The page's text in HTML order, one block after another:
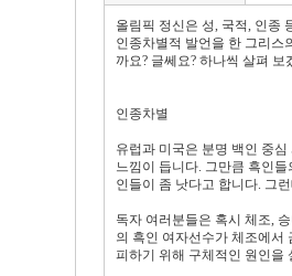
올림픽 정신은 성, 국적, 인종
인종차별적 발언을 한 그리스
까요? 글쎄요? 하나씩 살펴 보
인종차별
유럽과 미국은 분명 백인 중
느낌이 듭니다. 그만큼 흑인
인들이 좀 낫다고 합니다. 그
독자 여러분들은 혹시 체조,
의 흑인 여자선수가 체조에서
피하기 위해 구체적인 원인을